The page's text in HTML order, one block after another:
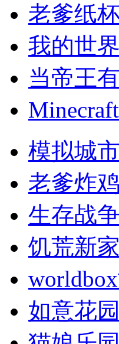
老爹纸
我的世
当帝王
模拟城
老爹炸
生存战
饥荒新
如意花